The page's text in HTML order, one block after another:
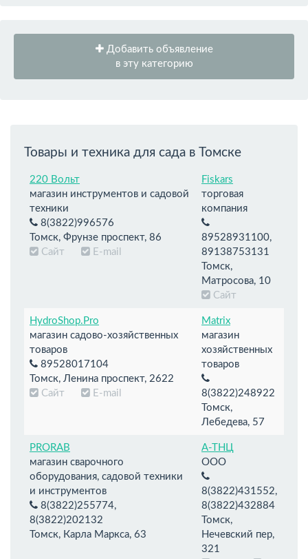
Добавить объявление
в эту категорию
Товары и техника для сада в Томске
220 Вольт
магазин инструментов и садовой
техники
8(3822)996576
Томск, Фрунзе проспект, 86
Сайт
E-mail
Fiskars
торговая
компания
89528931100,
89138753131
Томск,
Матросова, 10
Сайт
HydroShop.Pro
магазин садово-хозяйственных
товаров
89528017104
Томск, Ленина проспект, 2622
Сайт
E-mail
Matrix
магазин
хозяйственных
товаров
8(3822)248922
Томск,
Лебедева, 57
PRORAB
магазин сварочного
оборудования, садовой техники
и инструментов
8(3822)255774,
8(3822)202132
Томск, Карла Маркса, 63
А-ТНЦ
ООО
8(3822)431552,
8(3822)432884
Томск,
Нечевский пер,
321